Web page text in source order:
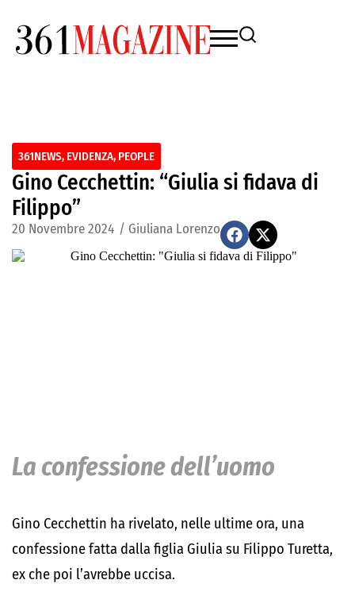
361NEWS, EVIDENZA, PEOPLE
Gino Cecchettin: “Giulia si fidava di
Filippo”
20 Novembre 2024 / Giuliana Lorenzo
La confessione dell’uomo
Gino Cecchettin ha rivelato, nelle ultime ora, una
confessione fatta dalla figlia Giulia su Filippo Turetta,
ex che poi l’avrebbe uccisa.